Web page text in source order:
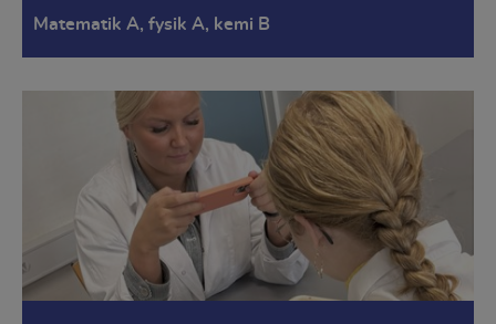
Matematik A, fysik A, kemi B